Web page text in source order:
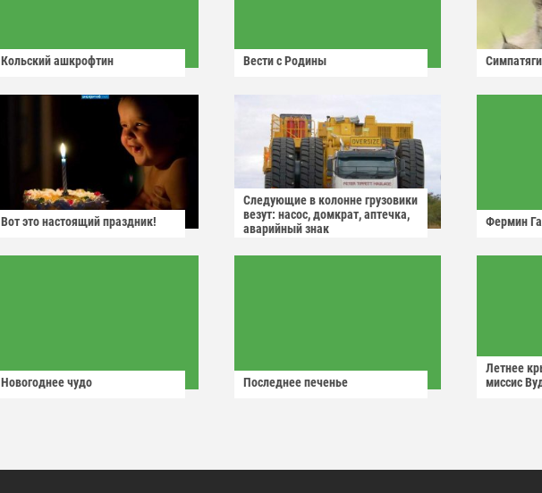
Кольский ашкрофтин Вести с Родины Симпатяги
Вот это настоящий праздник!
Следующие в колонне грузовики
везут: насос, домкрат, аптечка,
аварийный знак
Фермин
Новогоднее чудо Последнее печенье
Летнее
миссис